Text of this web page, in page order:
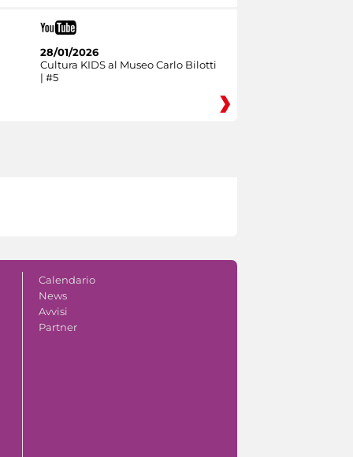
28/01/2026
Cultura KIDS al Museo Carlo Bilotti
| #5
Calendario
News
Avvisi
Partner